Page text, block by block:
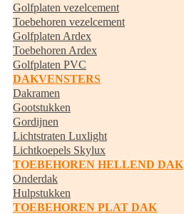
Golfplaten vezelcement
Toebehoren vezelcement
Golfplaten Ardex
Toebehoren Ardex
Golfplaten PVC
DAKVENSTERS
Dakramen
Gootstukken
Gordijnen
Lichtstraten Luxlight
Lichtkoepels Skylux
TOEBEHOREN HELLEND DAK
Onderdak
Hulpstukken
TOEBEHOREN PLAT DAK